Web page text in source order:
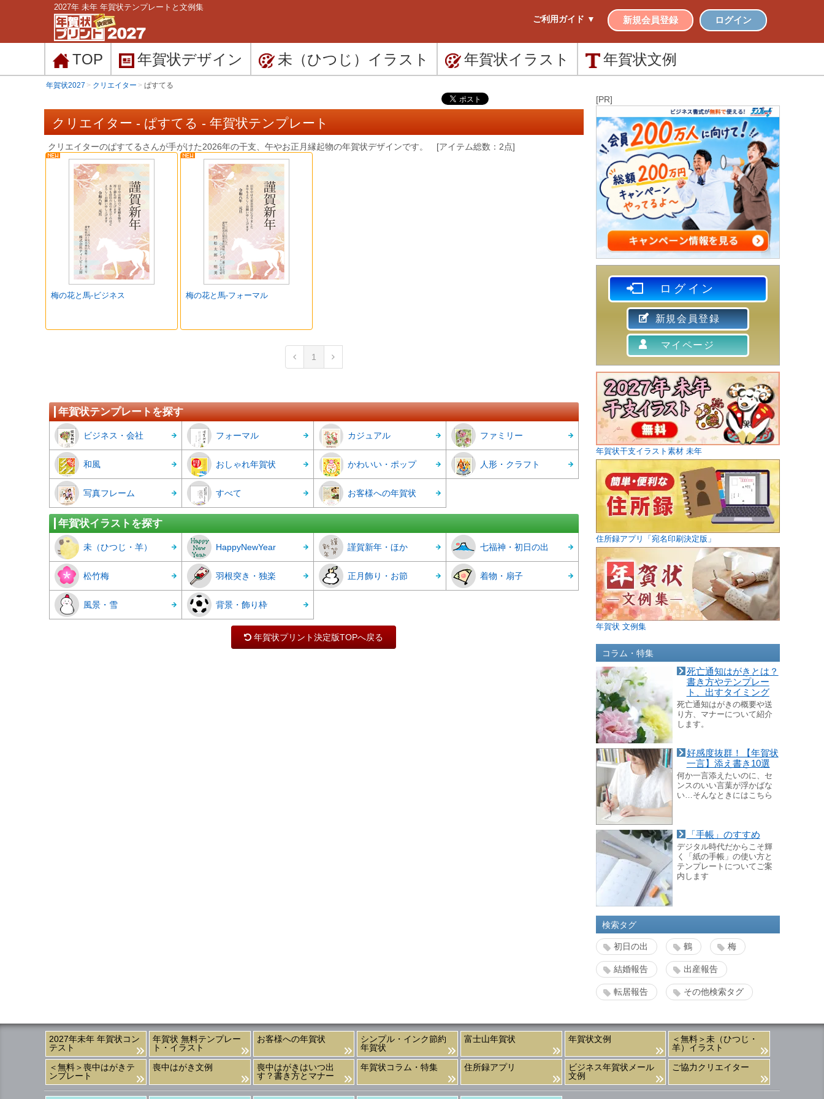
2027年 未年 年賀状テンプレートと文例集
ご利用ガイド ▼ 新規会員登録 ログイン
TOP 年賀状デザイン 未（ひつじ） イラスト 年賀状イラスト 年賀状文例
年賀状2027 クリエイター ぱすてる
クリエイター - ぱすてる - 年賀状テンプレート
クリエイターのぱすてるさんが手がけた2026年の干支、午やお正月縁起物の年賀状デザインです。 [アイテム総数：2点]
梅の花と馬-ビジネス 梅の花と馬-フォーマル
1
年賀状テンプレートを探す
ビジネス・会社 フォーマル カジュアル ファミリー
和風 おしゃれ年賀状 かわいい・ポップ 人形・クラフト
写真フレーム すべて お客様への年賀状
年賀状イラストを探す
未（ひつじ・羊） HappyNewYear 謹賀新年・ほか 七福神・初日の出
松竹梅 羽根突き・独楽 正月飾り・お節 着物・扇子
風景・雪 背景・飾り枠
年賀状プリント決定版TOPへ戻る
[PR]
ログイン
新規会員登録
マイページ
年賀状干支イラスト素材 未年
住所録アプリ「宛名印刷決定版」
年賀状 文例集
コラム・特集
死亡通知はがきとは？
書き方やテンプレー
ト、出すタイミング
死亡通知はがきの概要や送
り方、マナーについて紹介
します。
好感度抜群！【年賀状
一言】添え書き10選
何か一言添えたいのに、セ
ンスのいい言葉が浮かばな
い…そんなときにはこちら
「手帳」のすすめ
デジタル時代だからこそ輝
く「紙の手帳」の使い方と
テンプレートについてご案
内します
検索タグ
初日の出 鶴 梅
結婚報告 出産報告
転居報告 その他検索タグ
2027年未年 年賀状コン
テスト
年賀状 無料テンプレー
ト・イラスト
お客様への年賀状
シンプル・インク節約
年賀状
富士山年賀状 年賀状文例
＜無料＞未（ひつじ・
羊）イラスト
＜無料＞喪中はがきテ
ンプレート
喪中はがき文例
喪中はがきはいつ出
す？書き方とマナー
年賀状コラム・特集 住所録アプリ
ビジネス年賀状メール
文例
ご協力クリエイター